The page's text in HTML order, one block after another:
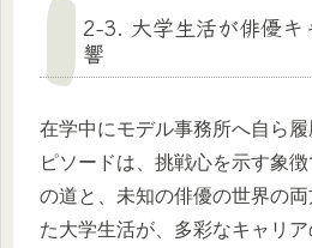
2-3. 大学生活が俳優キ
響
在学中にモデル事務所へ自ら
ピソードは、挑戦心を示す象
の道と、未知の俳優の世界の
た大学生活が、多彩なキャリ